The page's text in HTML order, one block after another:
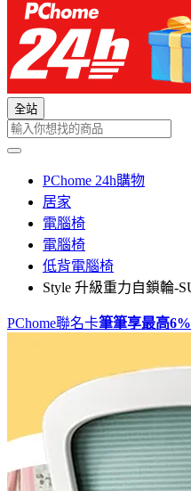
全站
PChome 24h購物
居家
電腦椅
電腦椅
低背電腦椅
Style 升級重力自鎖輪-
PChome聯名卡筆筆享最高6%